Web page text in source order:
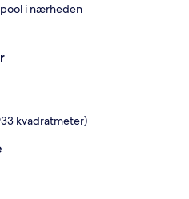
i nærheden
kvadratmeter)